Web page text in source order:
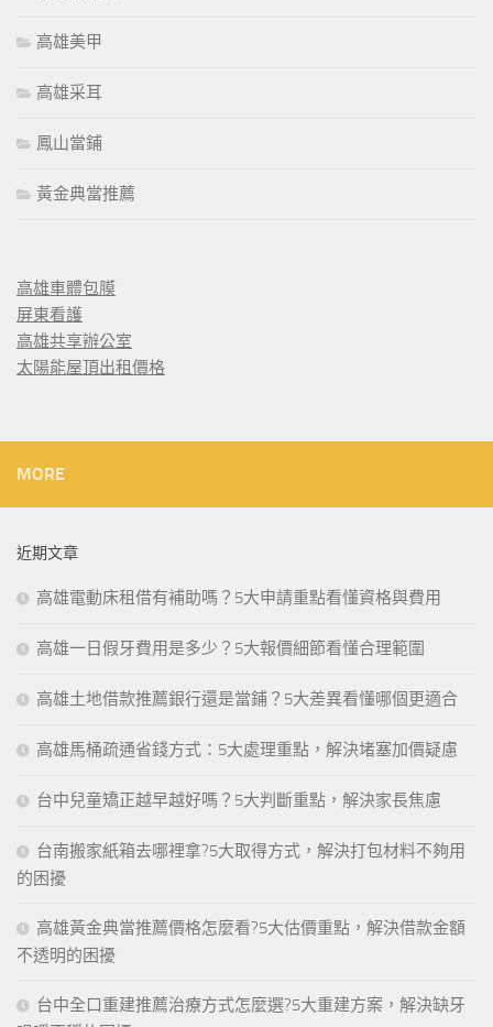
高雄美甲
高雄采耳
鳳山當鋪
黃金典當推薦
高雄車體包膜
屏東看護
高雄共享辦公室
太陽能屋頂出租價格
MORE
近期文章
高雄電動床租借有補助嗎？5大申請重點看懂資格與費用
高雄一日假牙費用是多少？5大報價細節看懂合理範圍
高雄土地借款推薦銀行還是當鋪？5大差異看懂哪個更適合
高雄馬桶疏通省錢方式：5大處理重點，解決堵塞加價疑慮
台中兒童矯正越早越好嗎？5大判斷重點，解決家長焦慮
台南搬家紙箱去哪裡拿?5大取得方式，解決打包材料不夠用
的困擾
高雄黃金典當推薦價格怎麼看?5大估價重點，解決借款金額
不透明的困擾
台中全口重建推薦治療方式怎麼選?5大重建方案，解決缺牙